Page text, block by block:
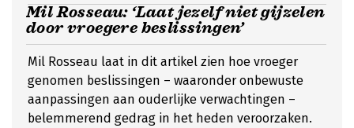
Mil Rosseau: ‘Laat jezelf niet gijzelen
door vroegere beslissingen’
Mil Rosseau laat in dit artikel zien hoe vroeger
genomen beslissingen – waaronder onbewuste
aanpassingen aan ouderlijke verwachtingen –
belemmerend gedrag in het heden veroorzaken.